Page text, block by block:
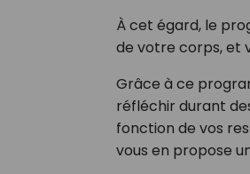
À cet égard, le
de votre corps, et
Grâce à ce
réfléchir durant
fonction de vos
vous en propose un